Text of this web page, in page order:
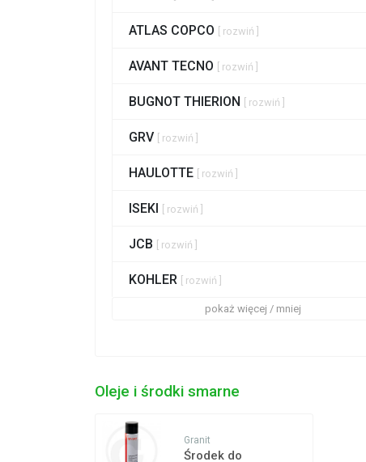
ATLAS COPCO [ rozwiń ]
AVANT TECNO [ rozwiń ]
BUGNOT THIERION [ rozwiń ]
GRV [ rozwiń ]
HAULOTTE [ rozwiń ]
ISEKI [ rozwiń ]
JCB [ rozwiń ]
KOHLER [ rozwiń ]
pokaż więcej / mniej
Oleje i środki smarne
Granit
Środek do